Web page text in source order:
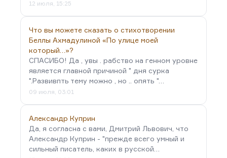
12 июля, 15:25
Что вы можете сказать о стихотворении
Беллы Ахмадулиной «По улице моей
который…»?
СПАСИБО! Да , увы . рабство на генном уровне
является главной причиной " дня сурка
".Развивпть тему можно , но .. опять "…
09 июля, 03:01
Александр Куприн
Да, я согласна с вами, Дмитрий Львович, что
Александр Куприн - "прежде всего умный и
сильный писатель, каких в русской…